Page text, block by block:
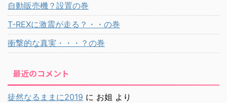
自動販売機？設置の巻
T-REXに激震が走る？・・の巻
衝撃的な真実・・・？の巻
最近のコメント
徒然なるままに2019 に お姐 より